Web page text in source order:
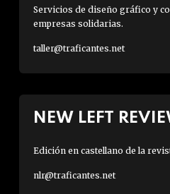
Servicios de diseño gráfico y
empresas solidarias.
taller@traficantes.net
NEW LEFT
Edición en castellano de la
nlr@traficantes.net